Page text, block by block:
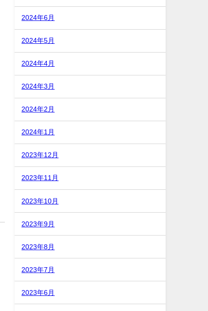
2024年6月
2024年5月
2024年4月
2024年3月
2024年2月
2024年1月
2023年12月
2023年11月
2023年10月
2023年9月
2023年8月
2023年7月
2023年6月